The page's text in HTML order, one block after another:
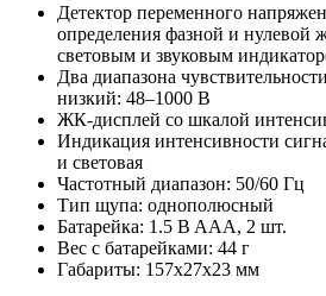
Детектор переменного
определения фазной и
световым и звуковым
Два диапазона
низкий: 48–1000 В
ЖК-дисплей со шкалой
Индикация интенсивности
и световая
Частотный диапазон: 50/60 Гц
Тип щупа: однополюсный
Батарейка: 1.5 B AAA, 2 шт.
Вес с батарейками: 44 г
Габариты: 157х27х23 мм